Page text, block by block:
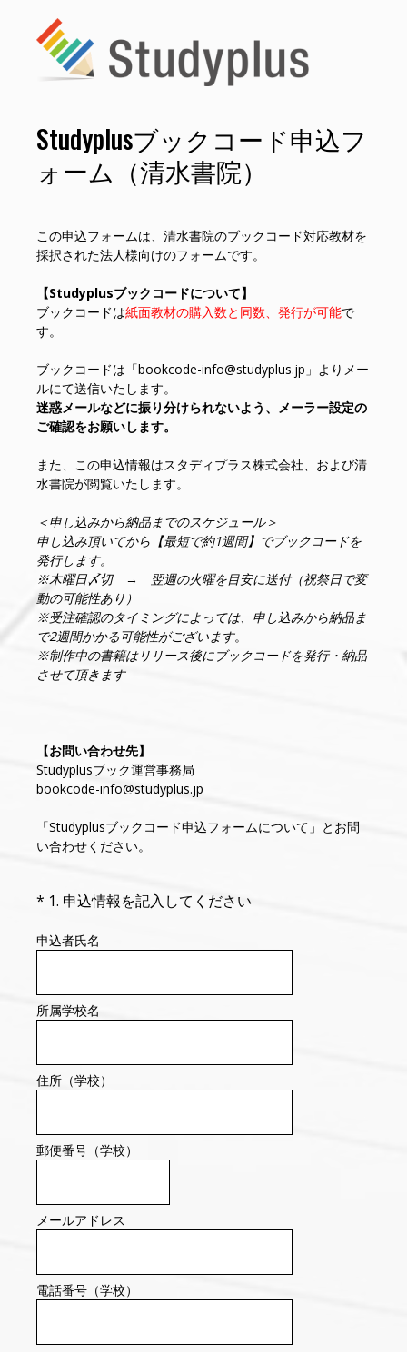
Studyplusブックコード申込フ
ォーム（清水書院）
この申込フォームは、清水書院のブックコード対応教材を
採択された法人様向けのフォームです。
【Studyplusブックコードについて】
ブックコードは紙面教材の購入数と同数、発行が可能で
す。
ブックコードは「bookcode-info@studyplus.jp」よりメー
ルにて送信いたします。
迷惑メールなどに振り分けられないよう、メーラー設定の
ご確認をお願いします。
また、この申込情報はスタディプラス株式会社、および清
水書院が閲覧いたします。
＜申し込みから納品までのスケジュール＞
申し込み頂いてから【最短で約1週間】でブックコードを
発行します。
※木曜日〆切 → 翌週の火曜を目安に送付（祝祭日で変
動の可能性あり）
※受注確認のタイミングによっては、申し込みから納品ま
で2週間かかる可能性がございます。
※制作中の書籍はリリース後にブックコードを発行・納品
させて頂きます
【お問い合わせ先】
Studyplusブック運営事務局
bookcode-info@studyplus.jp
「Studyplusブックコード申込フォームについて」とお問
い合わせください。
* 1. 申込情報を記入してください
（必須）
申込者氏名
所属学校名
住所（学校）
郵便番号（学校）
メールアドレス
電話番号（学校）